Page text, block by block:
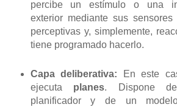
percibe un estímulo o una
exterior mediante sus
perceptivas y, simplemente,
tiene programado hacerlo.
Capa deliberativa: En este
ejecuta planes. Dispone
planificador y de un